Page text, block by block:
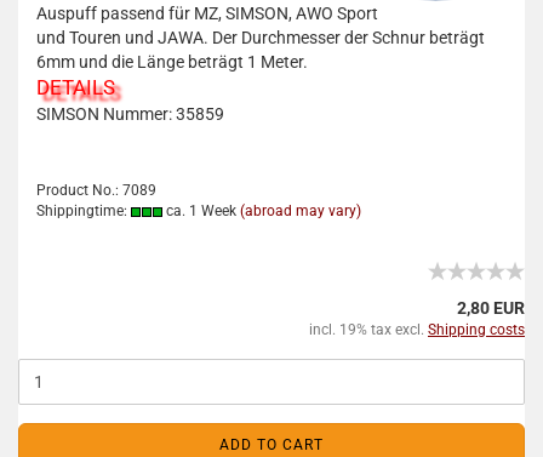
Auspuff passend für MZ, SIMSON, AWO Sport
und Touren und JAWA. Der Durchmesser der Schnur beträgt
6mm und die Länge beträgt 1 Meter.
DETAILS
SIMSON Nummer: 35859
Product No.: 7089
Shippingtime:
ca. 1 Week (abroad may vary)
2,80 EUR
incl. 19% tax excl. Shipping costs
ADD TO CART